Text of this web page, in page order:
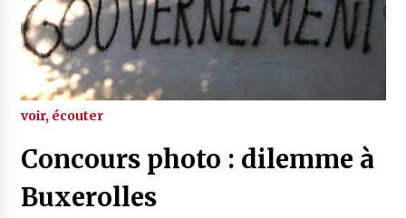
voir, écouter
Concours photo : dilemme à
Buxerolles